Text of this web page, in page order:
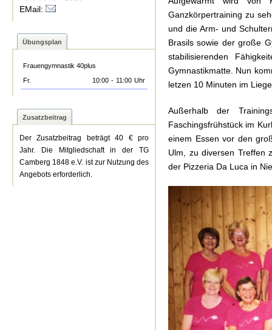
EMail:
Übungsplan
Frauengymnastik 40plus
Fr.
10:00 - 11:00 Uhr
Zusatzbeitrag
Der Zusatzbeitrag beträgt 40 € pro
Jahr. Die Mitgliedschaft in der TG
Camberg 1848 e.V. ist zur Nutzung des
Angebots erforderlich.
Ganzkörpertraining zu
und die Arm- und
Brasils sowie der große
stabilisierenden
Gymnastikmatte. Nun
letzen 10 Minuten im
Außerhalb der
Faschingsfrühstück im
einem Essen vor den
Ulm, zu diversen Treffen
der Pizzeria Da Luca in